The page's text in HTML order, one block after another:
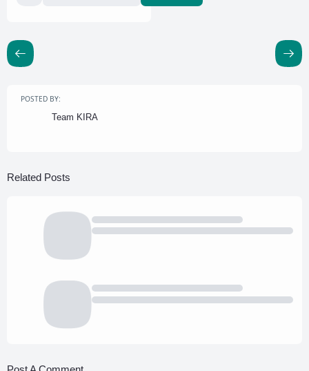
POSTED BY:
Team KIRA
Related Posts